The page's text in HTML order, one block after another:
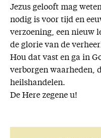
Jezus gelooft mag
nodig is voor tijd en
verzoening, een nieuw
de glorie van de
Hou dat vast en ga in
verborgen waarheden,
heilshandelen.
De Here zegene u!